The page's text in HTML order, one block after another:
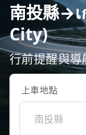
南投縣→
City)
行前提醒與導
上車地點